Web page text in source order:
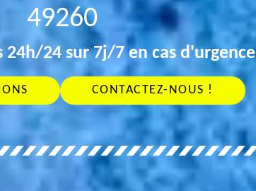
49260
24h/24 sur 7j/7 en cas d'urgence
CONTACTEZ-NOUS !